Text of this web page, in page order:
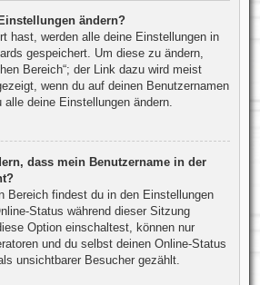
ändern?
hast, werden alle deine Einstellungen in
gespeichert. Um diese zu ändern,
Bereich“; der Link dazu wird meist
wenn du auf deinen Benutzernamen
deine Einstellungen ändern.
dass mein Benutzername in der
Bereich findest du in den Einstellungen
Status während dieser Sitzung
Option einschaltest, können nur
und du selbst deinen Online-Status
unsichtbarer Besucher gezählt.